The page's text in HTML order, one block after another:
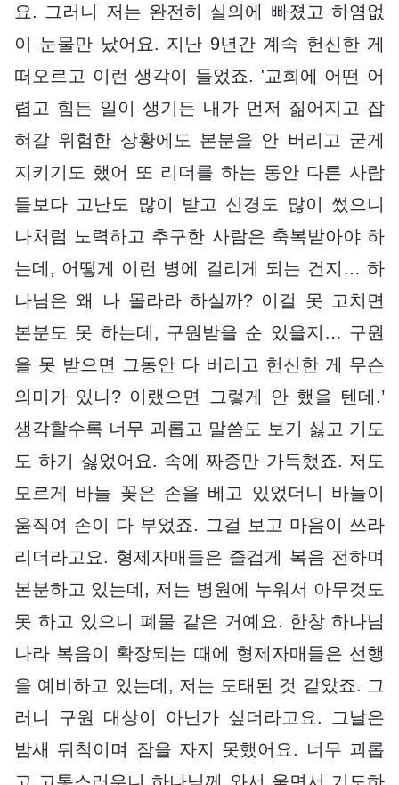
요. 그러니 저는 완전히 실의에 빠졌고 하염없
이 눈물만 났어요. 지난 9년간 계속 헌신한 게
떠오르고 이런 생각이 들었죠. '교회에 어떤 어
렵고 힘든 일이 생기든 내가 먼저 짊어지고 잡
혀갈 위험한 상황에도 본분을 안 버리고 굳게
지키기도 했어 또 리더를 하는 동안 다른 사람
들보다 고난도 많이 받고 신경도 많이 썼으니
나처럼 노력하고 추구한 사람은 축복받아야 하
는데, 어떻게 이런 병에 걸리게 되는 건지… 하
나님은 왜 나 몰라라 하실까? 이걸 못 고치면
본분도 못 하는데, 구원받을 순 있을지… 구원
을 못 받으면 그동안 다 버리고 헌신한 게 무슨
의미가 있나? 이랬으면 그렇게 안 했을 텐데.’
생각할수록 너무 괴롭고 말씀도 보기 싫고 기도
도 하기 싫었어요. 속에 짜증만 가득했죠. 저도
모르게 바늘 꽂은 손을 베고 있었더니 바늘이
움직여 손이 다 부었죠. 그걸 보고 마음이 쓰라
리더라고요. 형제자매들은 즐겁게 복음 전하며
본분하고 있는데, 저는 병원에 누워서 아무것도
못 하고 있으니 폐물 같은 거예요. 한창 하나님
나라 복음이 확장되는 때에 형제자매들은 선행
을 예비하고 있는데, 저는 도태된 것 같았죠. 그
러니 구원 대상이 아닌가 싶더라고요. 그날은
밤새 뒤척이며 잠을 자지 못했어요. 너무 괴롭
고 고통스러우니 하나님께 와서 울면서 기도하